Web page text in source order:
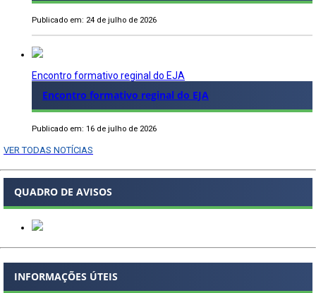
Publicado em: 24 de julho de 2026
Encontro formativo reginal do EJA
Encontro formativo reginal do EJA
Publicado em: 16 de julho de 2026
VER TODAS NOTÍCIAS
QUADRO DE AVISOS
INFORMAÇÕES ÚTEIS